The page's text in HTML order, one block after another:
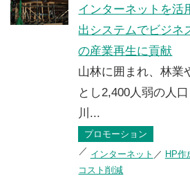
インターネットを活
出システムでビジネ
の産業再生に貢献
山林に囲まれ、林業
とし2,400人弱の人
川...
プロモーション
インターネット
HP作
コスト削減